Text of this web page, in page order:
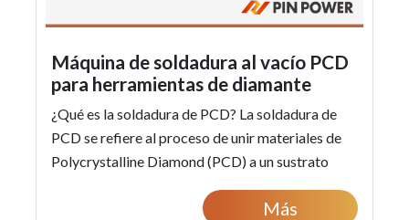
Máquina de soldadura al vacío PCD
para herramientas de diamante
¿Qué es la soldadura de PCD? La soldadura de
PCD se refiere al proceso de unir materiales de
Polycrystalline Diamond (PCD) a un sustrato
Más